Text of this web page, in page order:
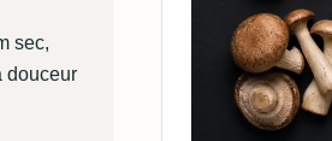
sec,
douceur